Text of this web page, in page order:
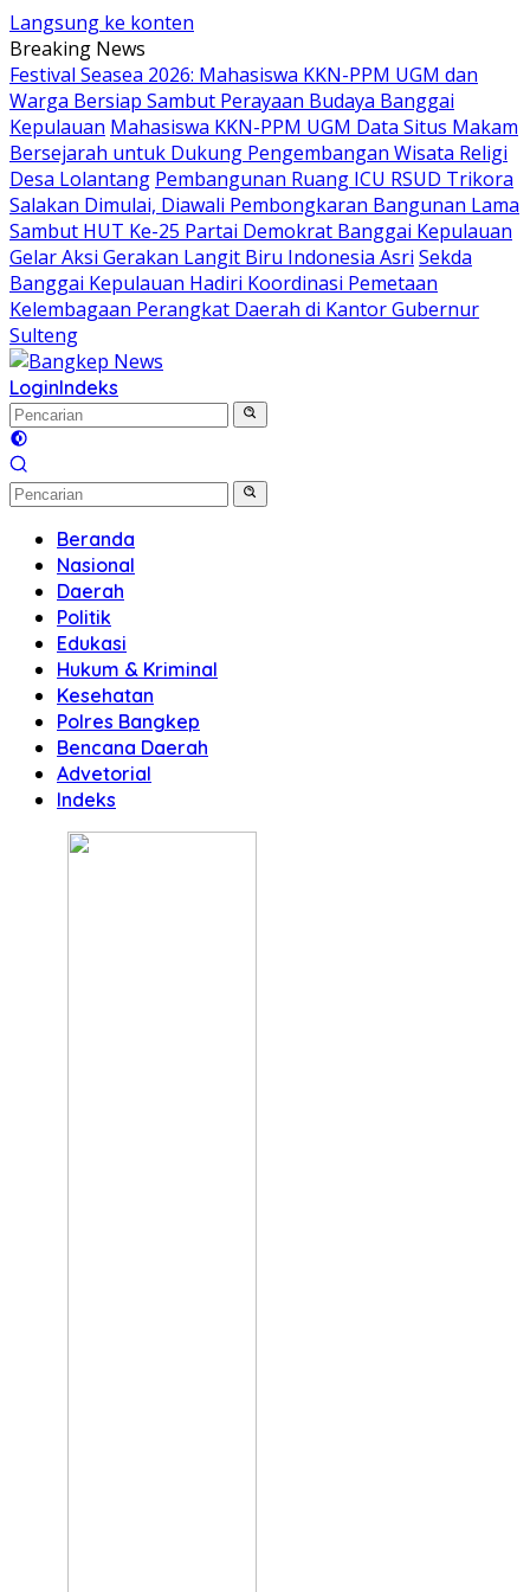
Langsung ke konten
Breaking News
Festival Seasea 2026: Mahasiswa KKN-PPM UGM dan
Warga Bersiap Sambut Perayaan Budaya Banggai
Kepulauan Mahasiswa KKN-PPM UGM Data Situs Makam
Bersejarah untuk Dukung Pengembangan Wisata Religi
Desa Lolantang Pembangunan Ruang ICU RSUD Trikora
Salakan Dimulai, Diawali Pembongkaran Bangunan Lama
Sambut HUT Ke-25 Partai Demokrat Banggai Kepulauan
Gelar Aksi Gerakan Langit Biru Indonesia Asri Sekda
Banggai Kepulauan Hadiri Koordinasi Pemetaan
Kelembagaan Perangkat Daerah di Kantor Gubernur
Sulteng
LoginIndeks
Beranda
Nasional
Daerah
Politik
Edukasi
Hukum & Kriminal
Kesehatan
Polres Bangkep
Bencana Daerah
Advetorial
Indeks